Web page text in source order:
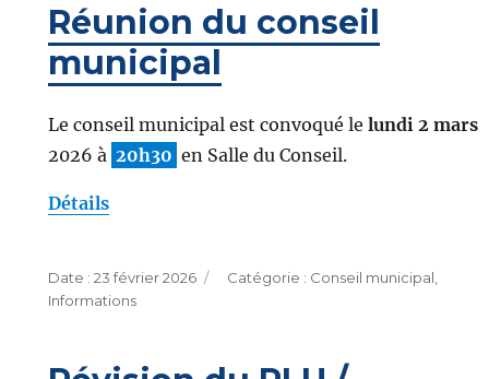
Réunion du conseil
municipal
Le conseil municipal est convoqué le lundi 2 mars
2026 à 20h30 en Salle du Conseil.
Détails
Publié
le
23 février 2026 Catégories
Conseil municipal
Informations